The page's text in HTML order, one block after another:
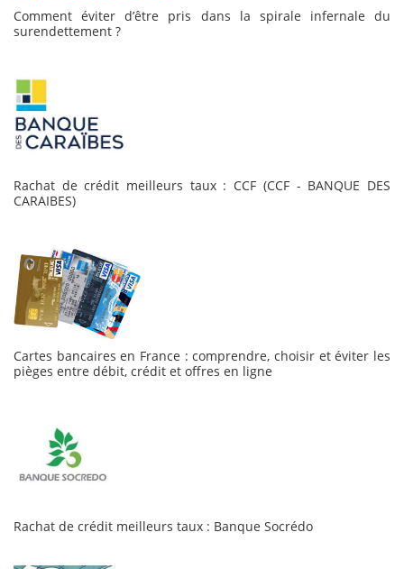
Comment éviter d’être pris dans la spirale infernale du
surendettement ?
Rachat de crédit meilleurs taux : CCF (CCF - BANQUE DES
CARAIBES)
Cartes bancaires en France : comprendre, choisir et éviter les
pièges entre débit, crédit et offres en ligne
Rachat de crédit meilleurs taux : Banque Socrédo